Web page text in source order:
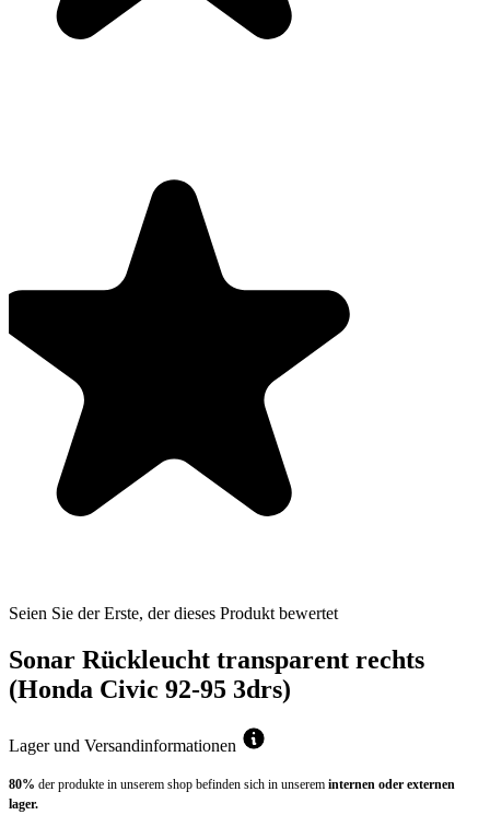
Seien Sie der Erste, der dieses Produkt bewertet
Sonar Rückleucht transparent rechts
(Honda Civic 92-95 3drs)
Lager und Versandinformationen
80% der produkte in unserem shop befinden sich in unserem internen oder externen
lager.